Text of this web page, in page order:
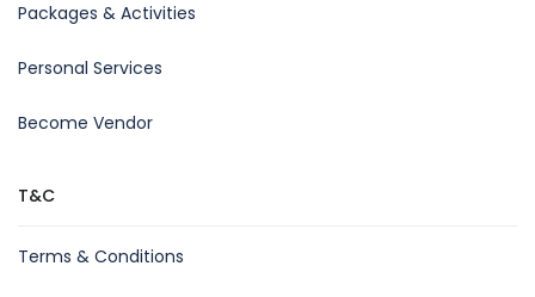
Packages & Activities
Personal Services
Become Vendor
T&C
Terms & Conditions